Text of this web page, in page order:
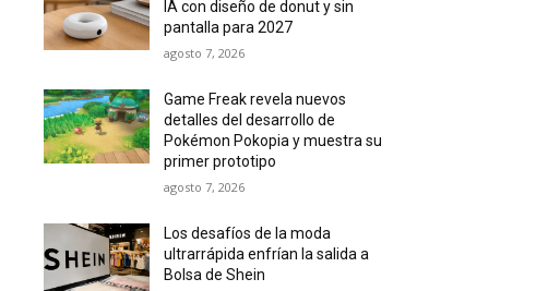
IA con diseño de donut y sin
pantalla para 2027
agosto 7, 2026
Game Freak revela nuevos
detalles del desarrollo de
Pokémon Pokopia y muestra su
primer prototipo
agosto 7, 2026
Los desafíos de la moda
ultrarrápida enfrían la salida a
Bolsa de Shein